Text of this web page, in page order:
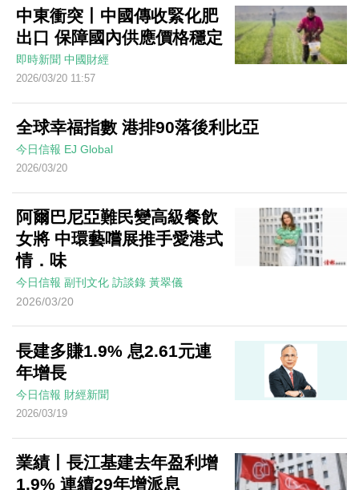
中東衝突丨中國傳收緊化肥
出口 保障國內供應價格穩定
即時新聞 中國財經
2026/03/20 11:57
全球幸福指數 港排90落後利比亞
今日信報 EJ Global
2026/03/20
阿爾巴尼亞難民變高級餐飲
女將 中環藝嚐展推手愛港式
情．味
今日信報 副刊文化 訪談錄 黃翠儀
2026/03/20
長建多賺1.9% 息2.61元連
年增長
今日信報 財經新聞
2026/03/19
業績丨長江基建去年盈利增
1.9% 連續29年增派息